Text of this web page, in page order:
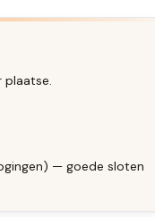
plaatse.
— goede sloten